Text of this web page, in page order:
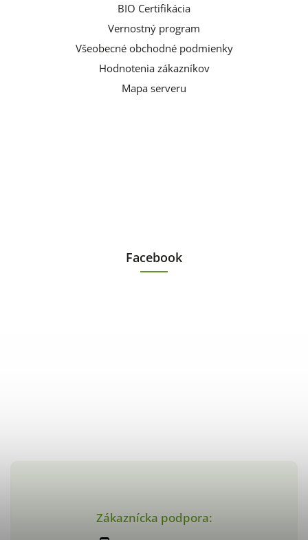
Zákaznícka podpora:
BIO Certifikácia
Vernostný program
Všeobecné obchodné podmienky
Hodnotenia zákazníkov
Mapa serveru
Facebook